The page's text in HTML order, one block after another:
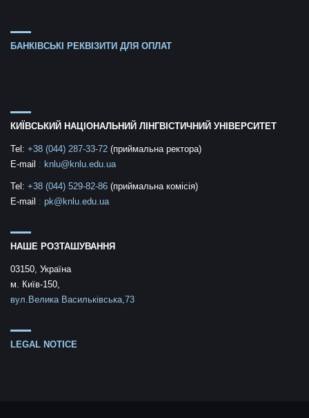
БАНКІВСЬКІ РЕКВІЗИТИ ДЛЯ ОПЛАТ
КИЇВСЬКИЙ НАЦІОНАЛЬНИЙ ЛІНГВІСТИЧНИЙ УНІВЕРСИТЕТ
Tel: +38 (044) 287-33-72 (приймальна ректора)
E-mail : knlu@knlu.edu.ua
Tel: +38 (044) 529-82-86 (приймальна комісія)
E-mail : pk@knlu.edu.ua
НАШЕ РОЗТАШУВАННЯ
03150, Україна
м. Київ-150,
вул.Велика Васильківська,73
LEGAL NOTICE